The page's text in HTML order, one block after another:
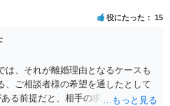
役にたった 15
は、それが離婚理由となるケースも
、ご相談者様の希望を通したとして
る前提だと、相手の求めている離婚